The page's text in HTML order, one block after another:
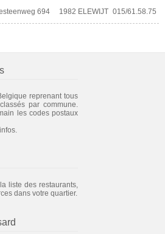
694 1982 ELEWIJT 015/61.58.75
reprenant tous
par commune.
les codes postaux
liste des restaurants,
dans votre quartier.